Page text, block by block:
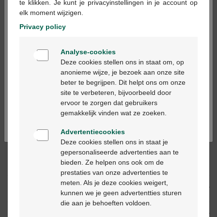
- +
Op werkdagen vóór 12u besteld, volgende
werkdag geleverd
levering in je Multipharma apotheek
levering thuis vanaf €55
betalen
Klantendienstvia chat ofcontactformulier
Productbeschrijving
Bienvenue
Ga verder in het nederlands
Continuez en français
te klikken. Je kunt je privacyinstellingen in je account op
elk moment wijzigen.
Privacy policy
Analyse-cookies
Deze cookies stellen ons in staat om, op
anonieme wijze, je bezoek aan onze site
beter te begrijpen. Dit helpt ons om onze
site te verbeteren, bijvoorbeeld door
ervoor te zorgen dat gebruikers
gemakkelijk vinden wat ze zoeken.
Advertentiecookies
Deze cookies stellen ons in staat je
gepersonaliseerde advertenties aan te
bieden. Ze helpen ons ook om de
prestaties van onze advertenties te
meten. Als je deze cookies weigert,
kunnen we je geen advertentties sturen
die aan je behoeften voldoen.